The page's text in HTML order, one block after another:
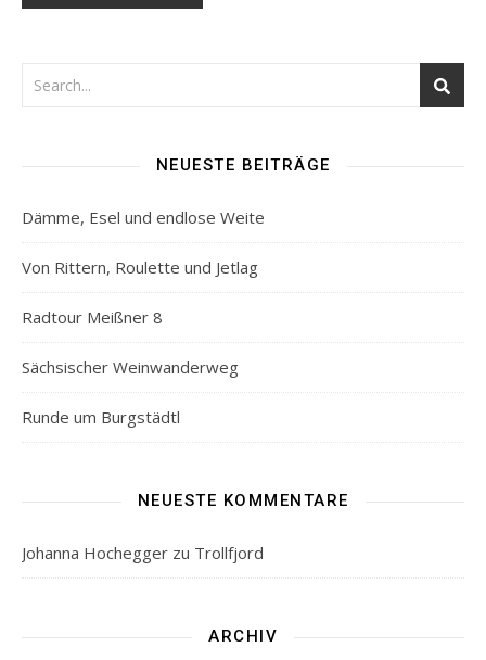
NEUESTE BEITRÄGE
Dämme, Esel und endlose Weite
Von Rittern, Roulette und Jetlag
Radtour Meißner 8
Sächsischer Weinwanderweg
Runde um Burgstädtl
NEUESTE KOMMENTARE
Johanna Hochegger zu Trollfjord
ARCHIV